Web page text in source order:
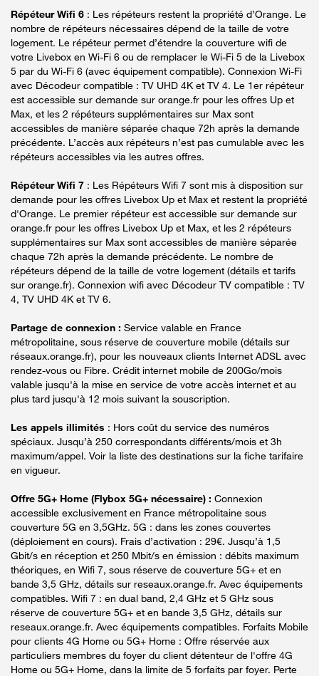
Répéteur Wifi 6 : Les répéteurs restent la propriété d’Orange. Le
nombre de répéteurs nécessaires dépend de la taille de votre
logement. Le répéteur permet d’étendre la couverture wifi de
votre Livebox en Wi-Fi 6 ou de remplacer le Wi-Fi 5 de la Livebox
5 par du Wi-Fi 6 (avec équipement compatible). Connexion Wi-Fi
avec Décodeur compatible : TV UHD 4K et TV 4. Le 1er répéteur
est accessible sur demande sur orange.fr pour les offres Up et
Max, et les 2 répéteurs supplémentaires sur Max sont
accessibles de manière séparée chaque 72h après la demande
précédente. L’accès aux répéteurs n’est pas cumulable avec les
répéteurs accessibles via les autres offres.
Répéteur Wifi 7 : Les Répéteurs Wifi 7 sont mis à disposition sur
demande pour les offres Livebox Up et Max et restent la propriété
d'Orange. Le premier répéteur est accessible sur demande sur
orange.fr pour les offres Livebox Up et Max, et les 2 répéteurs
supplémentaires sur Max sont accessibles de manière séparée
chaque 72h après la demande précédente. Le nombre de
répéteurs dépend de la taille de votre logement (détails et tarifs
sur orange.fr). Connexion wifi avec Décodeur TV compatible : TV
4, TV UHD 4K et TV 6.
Partage de connexion : Service valable en France
métropolitaine, sous réserve de couverture mobile (détails sur
réseaux.orange.fr), pour les nouveaux clients Internet ADSL avec
rendez-vous ou Fibre. Crédit internet mobile de 200Go/mois
valable jusqu'à la mise en service de votre accès internet et au
plus tard jusqu'à 12 mois suivant la souscription.
Les appels illimités : Hors coût du service des numéros
spéciaux. Jusqu’à 250 correspondants différents/mois et 3h
maximum/appel. Voir la liste des destinations sur la fiche tarifaire
en vigueur.
Offre 5G+ Home (Flybox 5G+ nécessaire) : Connexion
accessible exclusivement en France métropolitaine sous
couverture 5G en 3,5GHz. 5G : dans les zones couvertes
(déploiement en cours). Frais d’activation : 29€. Jusqu’à 1,5
Gbit/s en réception et 250 Mbit/s en émission : débits maximum
théoriques, en Wifi 7, sous réserve de couverture 5G+ et en
bande 3,5 GHz, détails sur reseaux.orange.fr. Avec équipements
compatibles. Wifi 7 : en dual band, 2,4 GHz et 5 GHz sous
réserve de couverture 5G+ et en bande 3,5 GHz, détails sur
reseaux.orange.fr. Avec équipements compatibles. Forfaits Mobile
pour clients 4G Home ou 5G+ Home : Offre réservée aux
particuliers membres du foyer du client détenteur de l'offre 4G
Home ou 5G+ Home, dans la limite de 5 forfaits par foyer. Perte